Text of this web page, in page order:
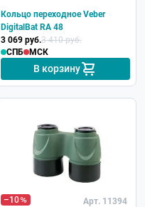
Кольцо переходное Veber
DigitalBat RA 48
3 069 руб.3 410 руб.
СПБ
МСК
В корзину
–10 Арт. 11394